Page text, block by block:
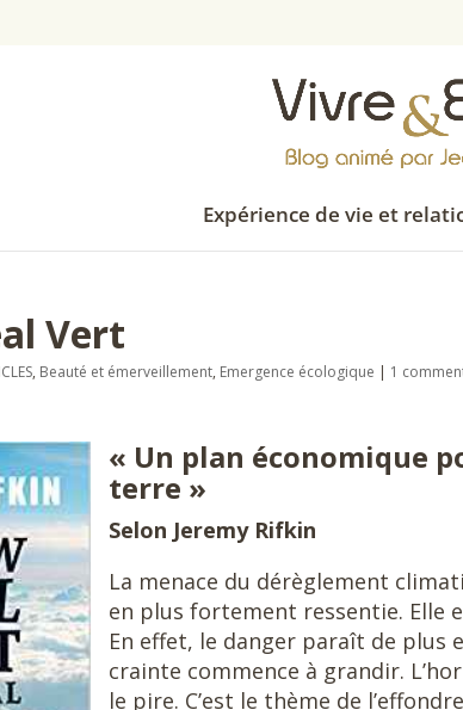
Expérience de vie et
Vert
, Beauté et émerveillement, Emergence écologique | 1
« Un plan économique
terre »
Selon Jeremy Rifkin
La menace du dérèglement
en plus fortement ressentie. Elle
En effet, le danger paraît de plus
crainte commence à grandir.
le pire. C’est le thème de